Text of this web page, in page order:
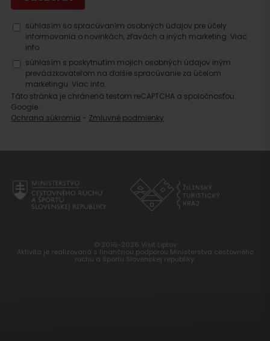
súhlasím so spracúvaním osobných údajov pre účely
informovania o novinkách, zľavách a iných marketing. Viac
info.
súhlasím s poskytnutím mojich osobných údajov iným
prevádzkovateľom na ďalšie spracúvanie za účelom
marketingu. Viac info.
Táto stránka je chránená testom reCAPTCHA a spoločnosťou
Google.
Ochrana súkromia - Zmluvné podmienky
© 2016-2026 Visit Liptov
Aktivita je realizovaná s finančnou podporou Ministerstva cestovného
ruchu a športu Slovenskej republiky.